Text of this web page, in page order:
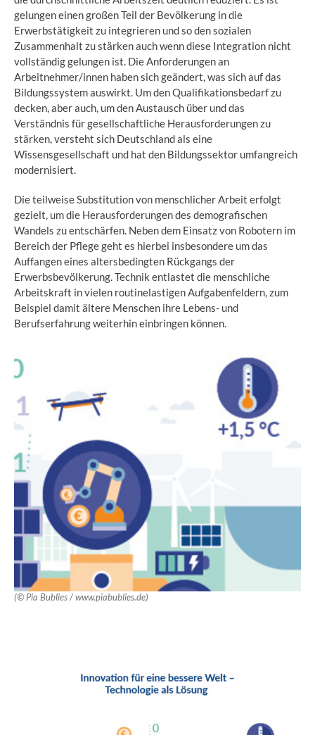
(© Pia Bublies / www.piabublies.de)
gelungen einen großen Teil der Bevölkerung in die
Erwerbstätigkeit zu integrieren und so den sozialen
Zusammenhalt zu stärken auch wenn diese Integration nicht
vollständig gelungen ist. Die Anforderungen an
Arbeitnehmer/innen haben sich geändert, was sich auf das
Bildungssystem auswirkt. Um den Qualifikationsbedarf zu
decken, aber auch, um den Austausch über und das
Verständnis für gesellschaftliche Herausforderungen zu
stärken, versteht sich Deutschland als eine
Wissensgesellschaft und hat den Bildungssektor umfangreich
modernisiert.
Die teilweise Substitution von menschlicher Arbeit erfolgt
gezielt, um die Herausforderungen des demografischen
Wandels zu entschärfen. Neben dem Einsatz von Robotern im
Bereich der Pflege geht es hierbei insbesondere um das
Auffangen eines altersbedingten Rückgangs der
Erwerbsbevölkerung. Technik entlastet die menschliche
Arbeitskraft in vielen routinelastigen Aufgabenfeldern, zum
Beispiel damit ältere Menschen ihre Lebens- und
Berufserfahrung weiterhin einbringen können.